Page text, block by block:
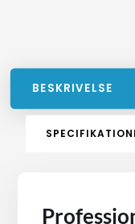
BESKRIVELSE